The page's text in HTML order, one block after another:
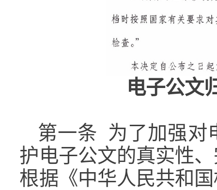
电子公文
第一条 为了加强对
护电子公文的真实性
根据《中华人民共和